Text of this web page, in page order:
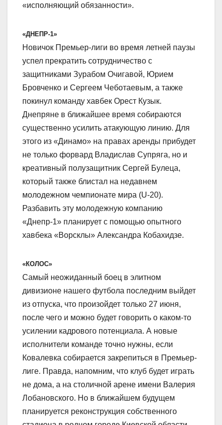
«исполняющий обязанности».
«ДНЕПР-1»
Новичок Премьер-лиги во время летней паузы
успел прекратить сотрудничество с
защитниками Зурабом Очигавой, Юрием
Бровченко и Сергеем Чеботаевым, а также
покинул команду хавбек Орест Кузык.
Днепряне в ближайшее время собираются
существенно усилить атакующую линию. Для
этого из «Динамо» на правах аренды прибудет
не только форвард Владислав Супряга, но и
креативный полузащитник Сергей Булеца,
который также блистал на недавнем
молодежном чемпионате мира (U-20).
Разбавить эту молодежную компанию
«Днепр-1» планирует с помощью опытного
хавбека «Ворсклы» Александра Кобахидзе.
«КОЛОС»
Самый неожиданный боец в элитном
дивизионе нашего футбола последним выйдет
из отпуска, что произойдет только 27 июня,
после чего и можно будет говорить о каком-то
усилении кадрового потенциала. А новые
исполнители команде точно нужны, если
Ковалевка собирается закрепиться в Премьер-
лиге. Правда, напомним, что клуб будет играть
не дома, а на столичной арене имени Валерия
Лобановского. Но в ближайшем будущем
планируется реконструкция собственного